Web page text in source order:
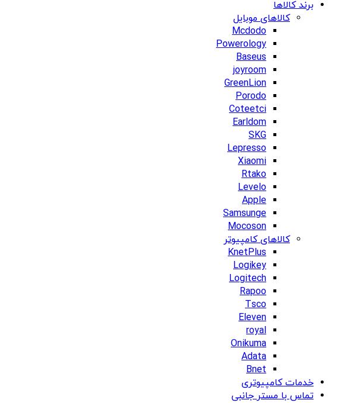
برند کالاها
کالاهای موبایل
Mcdodo
Powerology
Baseus
joyroom
GreenLion
Porodo
Coteetci
Earldom
SKG
Lepresso
Xiaomi
Rtako
Levelo
Apple
Samsunge
Mocoson
کالاهای کامپیوتر
KnetPlus
Logikey
Logitech
Rapoo
Tsco
Eleven
royal
Onikuma
Adata
Bnet
خدمات کامپیوتری
تماس با مستر جانبی